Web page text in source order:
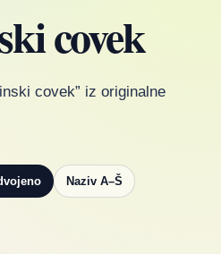
covek
covek” iz originalne
Naziv A–Š